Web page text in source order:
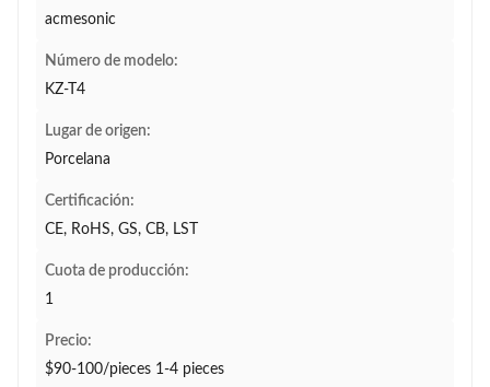
acmesonic
Número de modelo:
KZ-T4
Lugar de origen:
Porcelana
Certificación:
CE, RoHS, GS, CB, LST
Cuota de producción:
1
Precio:
$90-100/pieces 1-4 pieces